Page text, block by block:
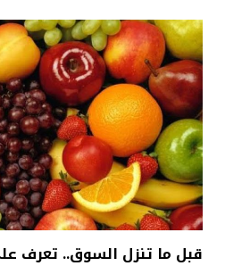
قبل ما تنزل السوق.. تعرف